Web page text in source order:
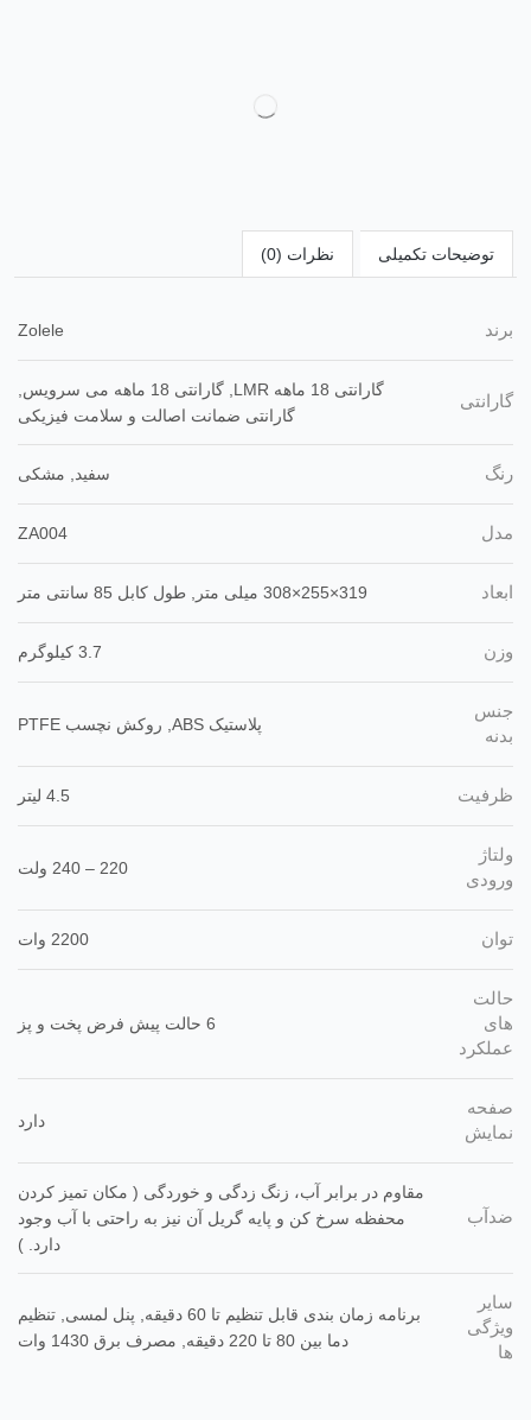
توضیحات تکمیلی نظرات (0)
برند Zolele
گارانتی
گارانتی 18 ماهه LMR, گارانتی 18 ماهه می سرویس,
گارانتی ضمانت اصالت و سلامت فیزیکی
رنگ سفید, مشکی
مدل ZA004
ابعاد 319×255×308 میلی ‌متر, طول کابل 85 سانتی متر
وزن 3.7 کیلوگرم
جنس
بدنه
پلاستیک ABS, روکش نچسب PTFE
ظرفیت 4.5 لیتر
ولتاژ
ورودی
220 – 240 ولت
توان 2200 وات
حالت
های
عملکرد
6 حالت پیش ‌فرض پخت و پز
صفحه
نمایش
دارد
ضدآب
مقاوم در برابر آب، زنگ زدگی و خوردگی ( مکان تمیز کردن
محفظه سرخ کن و پایه گریل آن نیز به راحتی با آب وجود
دارد. )
سایر
ویژگی
ها
برنامه زمان ‌بندی قابل تنظیم تا 60 دقیقه, پنل لمسی, تنظیم
دما بین 80 تا 220 دقیقه, مصرف برق 1430 وات